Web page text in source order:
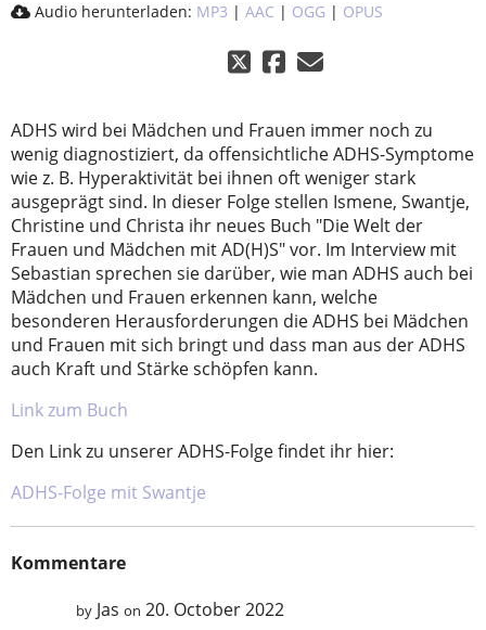
Audio herunterladen: MP3 | AAC | OGG | OPUS
ADHS wird bei Mädchen und Frauen immer noch zu
wenig diagnostiziert, da offensichtliche ADHS-Symptome
wie z. B. Hyperaktivität bei ihnen oft weniger stark
ausgeprägt sind. In dieser Folge stellen Ismene, Swantje,
Christine und Christa ihr neues Buch "Die Welt der
Frauen und Mädchen mit AD(H)S" vor. Im Interview mit
Sebastian sprechen sie darüber, wie man ADHS auch bei
Mädchen und Frauen erkennen kann, welche
besonderen Herausforderungen die ADHS bei Mädchen
und Frauen mit sich bringt und dass man aus der ADHS
auch Kraft und Stärke schöpfen kann.
Link zum Buch
Den Link zu unserer ADHS-Folge findet ihr hier:
ADHS-Folge mit Swantje
Kommentare
by Jas on 20. October 2022